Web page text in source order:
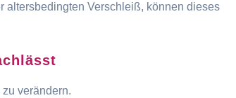
altersbedingten Verschleiß, können dieses
verändern.